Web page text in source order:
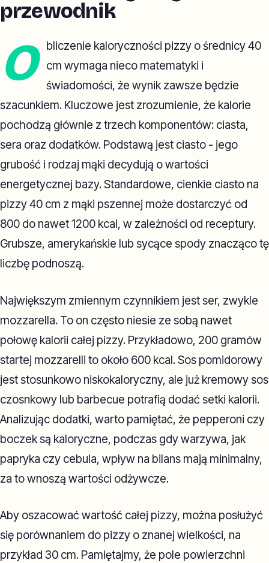
przewodnik
O
bliczenie kaloryczności pizzy o średnicy 40
cm wymaga nieco matematyki i
świadomości, że wynik zawsze będzie
szacunkiem. Kluczowe jest zrozumienie, że kalorie
pochodzą głównie z trzech komponentów: ciasta,
sera oraz dodatków. Podstawą jest ciasto - jego
grubość i rodzaj mąki decydują o wartości
energetycznej bazy. Standardowe, cienkie ciasto na
pizzy 40 cm z mąki pszennej może dostarczyć od
800 do nawet 1200 kcal, w zależności od receptury.
Grubsze, amerykańskie lub sycące spody znacząco tę
liczbę podnoszą.
Największym zmiennym czynnikiem jest ser, zwykle
mozzarella. To on często niesie ze sobą nawet
połowę kalorii całej pizzy. Przykładowo, 200 gramów
startej mozzarelli to około 600 kcal. Sos pomidorowy
jest stosunkowo niskokaloryczny, ale już kremowy sos
czosnkowy lub barbecue potrafią dodać setki kalorii.
Analizując dodatki, warto pamiętać, że pepperoni czy
boczek są kaloryczne, podczas gdy warzywa, jak
papryka czy cebula, wpływ na bilans mają minimalny,
za to wnoszą wartości odżywcze.
Aby oszacować wartość całej pizzy, można posłużyć
się porównaniem do pizzy o znanej wielkości, na
przykład 30 cm. Pamiętajmy, że pole powierzchni